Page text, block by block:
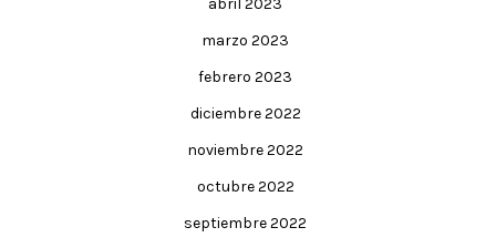
abril 2023
marzo 2023
febrero 2023
diciembre 2022
noviembre 2022
octubre 2022
septiembre 2022